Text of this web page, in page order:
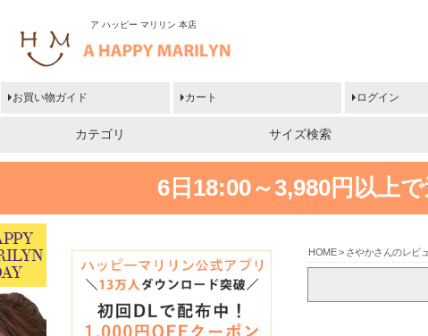
ア ハッピー マリリン 本店
お買い物ガイド カート ログイン
カテゴリ サイズ検索
6日18:00～3,980円以上で
HOME さやかさんのレビ